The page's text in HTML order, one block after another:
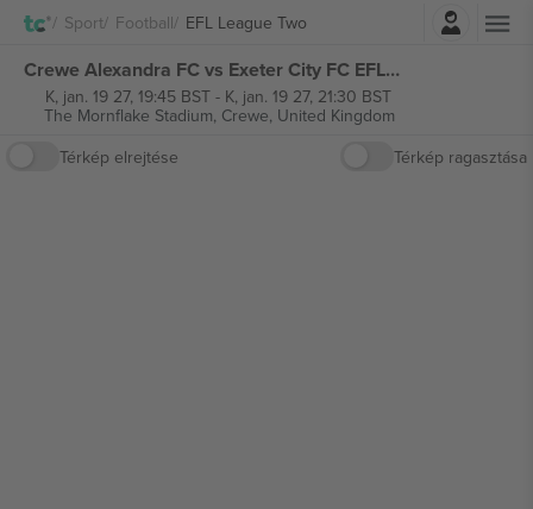
Sport Football EFL League TwoBelépés
Crewe Alexandra FC vs Exeter City FC EFL League Two jegyek
K, jan. 19 27, 19:45 BST- K, jan. 19 27, 21:30 BST
The Mornflake Stadium, Crewe, United Kingdom
Térkép elrejtése
Térkép ragasztása